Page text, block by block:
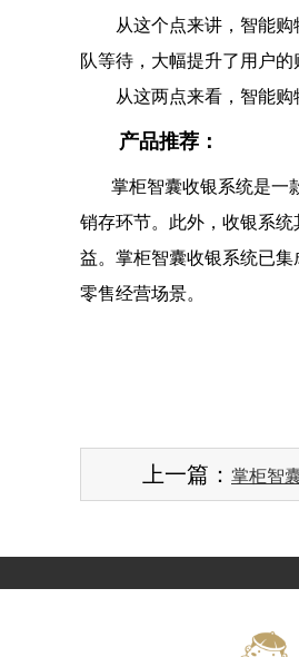
从这个点来讲，智能购物
队等待，大幅提升了用户
从这两点来看，智能购
产品推荐：
掌柜智囊收银系统是一
销存环节。此外，收银系
益。掌柜智囊收银系统已
零售经营场景。
上一篇： 掌柜智